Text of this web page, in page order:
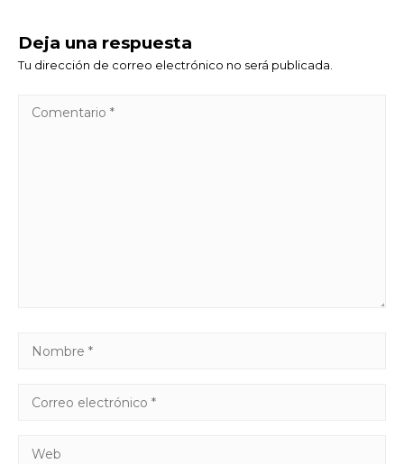
Deja una respuesta
Tu dirección de correo electrónico no será publicada.